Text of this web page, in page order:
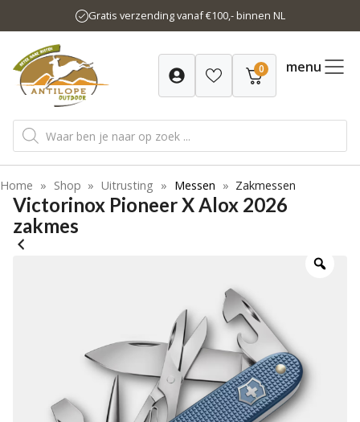
naar
inhoud
Gratis verzending vanaf €100,- binnen NL
0 menu
Producten
zoeken
Home » Shop » Uitrusting » Messen » Zakmessen
Victorinox Pioneer X Alox 2026
zakmes